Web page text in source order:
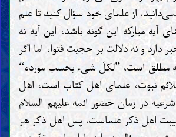
از علمای خود سؤال کنید تا علم
آیه مبارکه این گونه باشد، این آیه نه
و نه دلالت بر حجیت فتوا، اما اگر
مطلق است، ”لکلّ شیء بحسب مورده“
نبوت، علمای اهل کتاب است، اهل
در زمان حضور ائمه علیهم السلام
اهل ذکر علماست، پس اهل ذکر هر